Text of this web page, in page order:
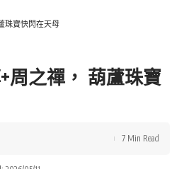
珠寶快閃在天母
周之禪， 葫蘆珠寶
7 Min Read